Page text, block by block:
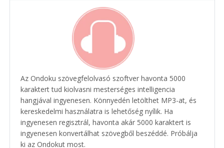
Az Ondoku szövegfelolvasó szoftver havonta 5000
karaktert tud kiolvasni mesterséges intelligencia
hangjával ingyenesen. Könnyedén letölthet MP3-at, és
kereskedelmi használatra is lehetőség nyílik. Ha
ingyenesen regisztrál, havonta akár 5000 karaktert is
ingyenesen konvertálhat szövegből beszéddé. Próbálja
ki az Ondokut most.